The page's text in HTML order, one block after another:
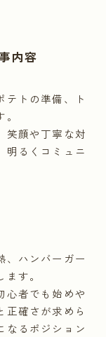
内容
テトの準備、ト
笑顔や丁寧な対
明るくコミュニ
、ハンバーガー
す。
心者でも始めや
正確さが求めら
なるポジション